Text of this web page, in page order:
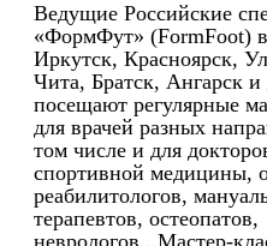
Ведущие Российские
«ФормФут» (FormFoot) в
Иркутск, Красноярск,
Чита, Братск, Ангарск и
посещают регулярные
для врачей разных
том числе и для
спортивной медицины,
реабилитологов,
терапевтов, остеопатов,
неврологов...Мастер-